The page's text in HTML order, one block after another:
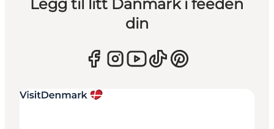
Legg til litt Danmark i feeden
din